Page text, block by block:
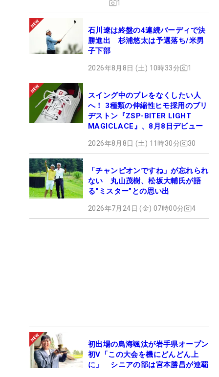
1
石川遼は終盤の4連続バーディで決
勝進出 杉浦悠太は予選落ち/米男
子下部
2026年8月8日 (土) 10時33分 1
スイング中のブレをなくしたい人
へ！ 3種類の伸縮性ヒモ採用のブリ
ヂストン『ZSP-BITER LIGHT
MAGICLACE』、8月8日デビュー
2026年8月8日 (土) 11時30分 30
「チャンピオンですね」が忘れられ
ない 丸山茂樹、松坂大輔氏が語
る“ミスター”との思い出
2026年7月24日 (金) 07時00分 4
初出場の鳥海颯汰が岩手県オープン
初V「この大会を機にどんどん上
に」 シニアの部は宮本勝昌が連覇